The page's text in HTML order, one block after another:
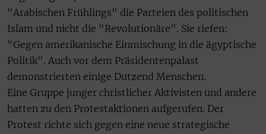
"Arabischen Frühlings" die Parteien des politischen
Islam und nicht die "Revolutionäre". Sie riefen:
"Gegen amerikanische Einmischung in die ägyptische
Politik". Auch vor dem Präsidentenpalast
demonstrierten einige Dutzend Menschen.
Eine Gruppe junger christlicher Aktivisten und andere
hatten zu den Protestaktionen aufgerufen. Der
Protest richte sich gegen eine neue strategische